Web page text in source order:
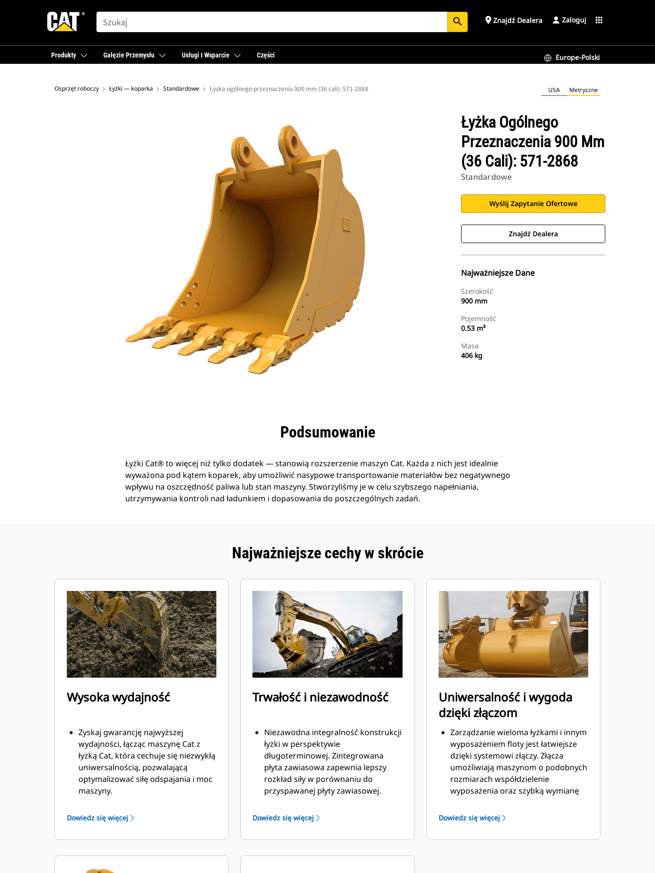
SEARCH search place Znajdź Dealera Zaloguj apps
Produkty Gałęzie Przemysłu Usługi I Wsparcie Części Europe-Polski
Osprzęt roboczy Łyżki — koparka Standardowe Łyżka ogólnego przeznaczenia 900 mm (36 cali): 571-2868 USA Metryczne
Łyżka Ogólnego
Przeznaczenia 900 Mm
(36 Cali): 571-2868
Standardowe
Wyślij Zapytanie Ofertowe
Znajdź Dealera
Najważniejsze Dane
Szerokość
900 mm
Pojemność
0.53 m³
Masa
406 kg
Podsumowanie
Łyżki Cat® to więcej niż tylko dodatek — stanowią rozszerzenie maszyn Cat. Każda z nich jest idealnie
wyważona pod kątem koparek, aby umożliwić nasypowe transportowanie materiałów bez negatywnego
wpływu na oszczędność paliwa lub stan maszyny. Stworzyliśmy je w celu szybszego napełniania,
utrzymywania kontroli nad ładunkiem i dopasowania do poszczególnych zadań.
Najważniejsze cechy w skrócie
Wysoka wydajność
Zyskaj gwarancję najwyższej
wydajności, łącząc maszynę Cat z
łyżką Cat, która cechuje się niezwykłą
uniwersalnością, pozwalającą
optymalizować siłę odspajania i moc
maszyny.
promieniu poprawia przepływ
materiału na łyżkę. Zwiększony
prześwit lemiesza zapewnia
Dowiedz się więcej
Trwałość i niezawodność
Niezawodna integralność konstrukcji
łyżki w perspektywie
długoterminowej. Zintegrowana
płyta zawiasowa zapewnia lepszy
rozkład siły w porównaniu do
przyspawanej płyty zawiasowej.
wykorzystaniem wytrzymałej,
odpornej na ścieranie stali, zwłaszcza
w przypadku podzespołów
Dowiedz się więcej
Uniwersalność i wygoda
dzięki złączom
Zarządzanie wieloma łyżkami i innym
wyposażeniem floty jest łatwiejsze
dzięki systemowi złączy. Złącza
umożliwiają maszynom o podobnych
rozmiarach współdzielenie
wyposażenia oraz szybką wymianę
opuszczania kabiny.
Łyżki, które można zamocować
bezpośrednio do maszyny, są
Dowiedz się więcej